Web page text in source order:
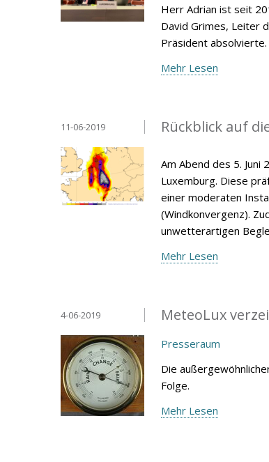
Herr Adrian ist seit
David Grimes, Leiter
Präsident absolvierte.
Mehr Lesen
Rückblick auf
11-06-2019
Am Abend des 5.
Luxemburg. Diese
einer moderaten
(Windkonvergenz).
unwetterartigen
Mehr Lesen
MeteoLux
4-06-2019
Presseraum
Die
Folge.
Mehr Lesen